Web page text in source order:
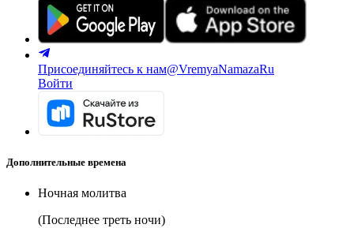
Присоединяйтесь к нам@VremyaNamazaRu
Войти
Дополнительные времена
Ночная молитва
(Последнее треть ночи)